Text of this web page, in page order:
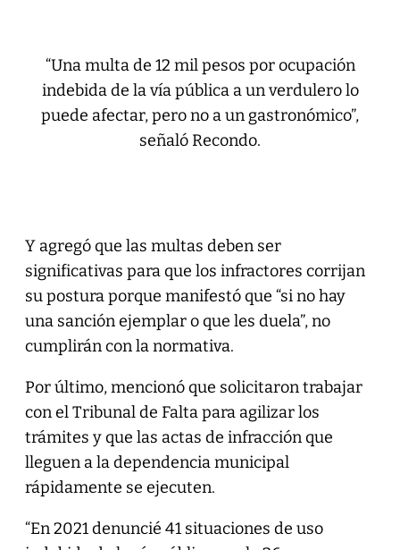
“Una multa de 12 mil pesos por ocupación
indebida de la vía pública a un verdulero lo
puede afectar, pero no a un gastronómico”,
señaló Recondo.
Y agregó que las multas deben ser
significativas para que los infractores corrijan
su postura porque manifestó que “si no hay
una sanción ejemplar o que les duela”, no
cumplirán con la normativa.
Por último, mencionó que solicitaron trabajar
con el Tribunal de Falta para agilizar los
trámites y que las actas de infracción que
lleguen a la dependencia municipal
rápidamente se ejecuten.
“En 2021 denuncié 41 situaciones de uso